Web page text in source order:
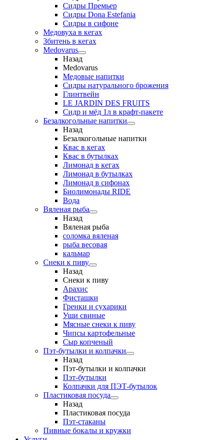
Сидры Премьер
Сидры Dona Estefania
Сидры в сифоне
Медовуха в кегах
Збитень в кегах
Medovarus
Назад
Medovarus
Медовые напитки
Сидры натурального брожения
Глинтвейн
LE JARDIN DES FRUITS
Сидр и мёд 1л в крафт-пакете
Безалкогольные напитки
Назад
Безалкогольные напитки
Квас в кегах
Квас в бутылках
Лимонад в кегах
Лимонад в бутылках
Лимонад в сифонах
Биолимонады RIDE
Вода
Вяленая рыба
Назад
Вяленая рыба
соломка вяленая
рыба весовая
кальмар
Снеки к пиву
Назад
Снеки к пиву
Арахис
Фисташки
Гренки и сухарики
Уши свиные
Мясные снеки к пиву
Чипсы картофельные
Сыр копченый
Пэт-бутылки и колпачки
Назад
Пэт-бутылки и колпачки
Пэт-бутылки
Колпачки для ПЭТ-бутылок
Пластиковая посуда
Назад
Пластиковая посуда
Пэт-стаканы
Пивные бокалы и кружки